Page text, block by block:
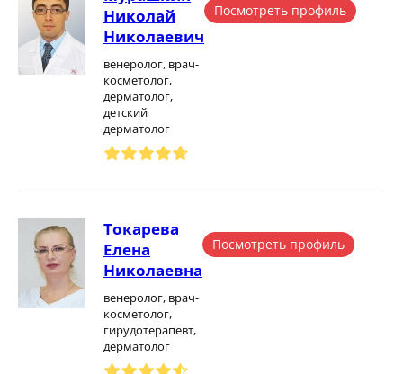
Николай
Николаевич
венеролог, врач-
косметолог,
дерматолог,
детский
дерматолог
Посмотреть профиль
Токарева
Елена
Николаевна
венеролог, врач-
косметолог,
гирудотерапевт,
дерматолог
Посмотреть профиль